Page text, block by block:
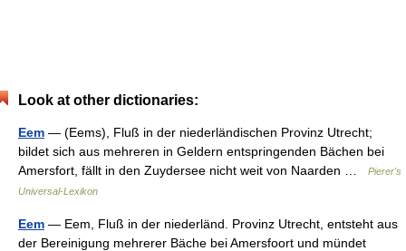
Look at other dictionaries:
Eem — (Eems), Fluß in der niederländischen Provinz Utrecht;
bildet sich aus mehreren in Geldern entspringenden Bächen bei
Amersfort, fällt in den Zuydersee nicht weit von Naarden …
Pierer's
Universal-Lexikon
Eem — Eem, Fluß in der niederländ. Provinz Utrecht, entsteht aus
der Bereinigung mehrerer Bäche bei Amersfoort und mündet